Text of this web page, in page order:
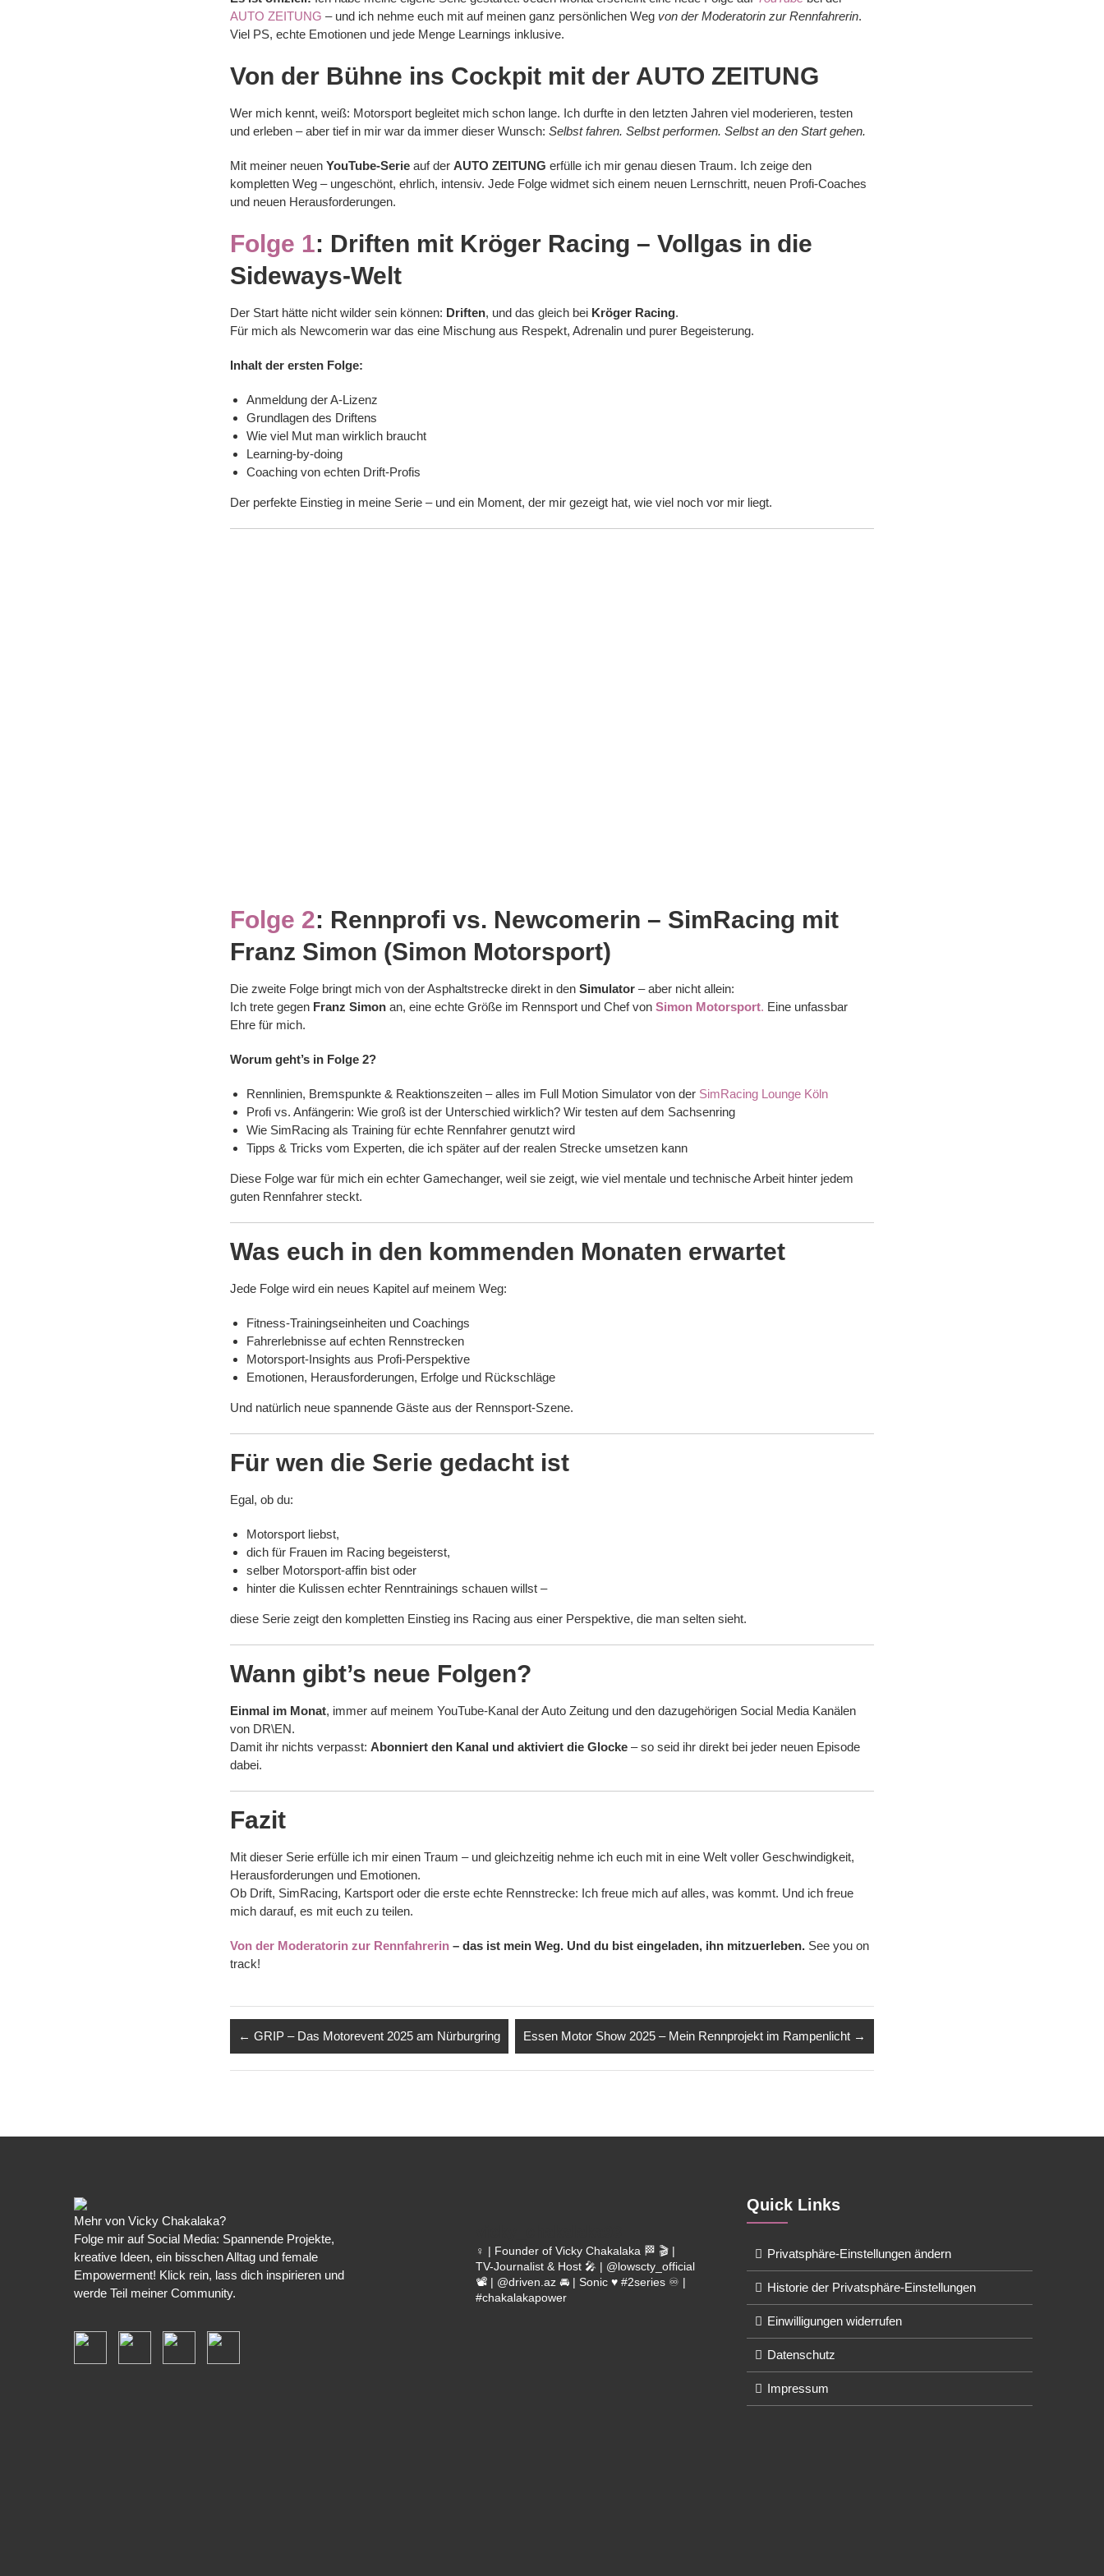
AUTO ZEITUNG – und ich nehme euch mit auf meinen ganz persönlichen Weg von der Moderatorin zur Rennfahrerin.
Viel PS, echte Emotionen und jede Menge Learnings inklusive.
Von der Bühne ins Cockpit mit der AUTO ZEITUNG
Wer mich kennt, weiß: Motorsport begleitet mich schon lange. Ich durfte in den letzten Jahren viel moderieren, testen
und erleben – aber tief in mir war da immer dieser Wunsch:Selbst fahren. Selbst performen. Selbst an den Start gehen.
Mit meiner neuenYouTube-Serie auf derAUTO ZEITUNGerfülle ich mir genau diesen Traum. Ich zeige den
kompletten Weg – ungeschönt, ehrlich, intensiv. Jede Folge widmet sich einem neuen Lernschritt, neuen Profi-Coaches
und neuen Herausforderungen.
Folge 1: Driften mit Kröger Racing – Vollgas in die
Sideways-Welt
Der Start hätte nicht wilder sein können: Driften, und das gleich bei Kröger Racing.
Für mich als Newcomerin war das eine Mischung aus Respekt, Adrenalin und purer Begeisterung.
Inhalt der ersten Folge:
Anmeldung der A-Lizenz
Grundlagen des Driftens
Wie viel Mut man wirklich braucht
Learning-by-doing
Coaching von echten Drift-Profis
Der perfekte Einstieg in meine Serie – und ein Moment, der mir gezeigt hat, wie viel noch vor mir liegt.
Folge 2: Rennprofi vs. Newcomerin – SimRacing mit
Franz Simon (Simon Motorsport)
Die zweite Folge bringt mich von der Asphaltstrecke direkt in denSimulator – aber nicht allein:
Ich trete gegen Franz Simon an, eine echte Größe im Rennsport und Chef vonSimon Motorsport. Eine unfassbar
Ehre für mich.
Worum geht’s in Folge 2?
Rennlinien, Bremspunkte & Reaktionszeiten – alles im Full Motion Simulator von der SimRacing Lounge Köln
Profi vs. Anfängerin: Wie groß ist der Unterschied wirklich? Wir testen auf dem Sachsenring
Wie SimRacing als Training für echte Rennfahrer genutzt wird
Tipps & Tricks vom Experten, die ich später auf der realen Strecke umsetzen kann
Diese Folge war für mich ein echter Gamechanger, weil sie zeigt, wie viel mentale und technische Arbeit hinter jedem
guten Rennfahrer steckt.
Was euch in den kommenden Monaten erwartet
Jede Folge wird ein neues Kapitel auf meinem Weg:
Fitness-Trainingseinheiten und Coachings
Fahrerlebnisse auf echten Rennstrecken
Motorsport-Insights aus Profi-Perspektive
Emotionen, Herausforderungen, Erfolge und Rückschläge
Und natürlich neue spannende Gäste aus der Rennsport-Szene.
Für wen die Serie gedacht ist
Egal, ob du:
Motorsport liebst,
dich für Frauen im Racing begeisterst,
selber Motorsport-affin bist oder
hinter die Kulissen echter Renntrainings schauen willst –
diese Serie zeigt den kompletten Einstieg ins Racing aus einer Perspektive, die man selten sieht.
Wann gibt’s neue Folgen?
Einmal im Monat, immer auf meinem YouTube-Kanal der Auto Zeitung und den dazugehörigen Social Media Kanälen
von DR\EN.
Damit ihr nichts verpasst:Abonniert den Kanal und aktiviert die Glocke – so seid ihr direkt bei jeder neuen Episode
dabei.
Fazit
Mit dieser Serie erfülle ich mir einen Traum – und gleichzeitig nehme ich euch mit in eine Welt voller Geschwindigkeit,
Herausforderungen und Emotionen.
Ob Drift, SimRacing, Kartsport oder die erste echte Rennstrecke: Ich freue mich auf alles, was kommt. Und ich freue
mich darauf, es mit euch zu teilen.
Von der Moderatorin zur Rennfahrerin– das ist mein Weg. Und du bist eingeladen, ihn mitzuerleben. See you on
track!
← GRIP – Das Motorevent 2025 am Nürburgring Essen Motor Show 2025 – Mein Rennprojekt im Rampenlicht →
Mehr von Vicky Chakalaka?
Folge mir auf Social Media: Spannende Projekte,
kreative Ideen, ein bisschen Alltag und female
Empowerment! Klick rein, lass dich inspirieren und
werde Teil meiner Community.
♀️ | Founder of Vicky Chakalaka 🏁 🎬 |
TV-Journalist & Host 🎤 | @lowscty_official
📽 | @driven.az 🚘 | Sonic ♥️ #2series ♾️ |
#chakalakapower
Quick Links
Privatsphäre-Einstellungen ändern
Historie der Privatsphäre-Einstellungen
Einwilligungen widerrufen
Datenschutz
Impressum